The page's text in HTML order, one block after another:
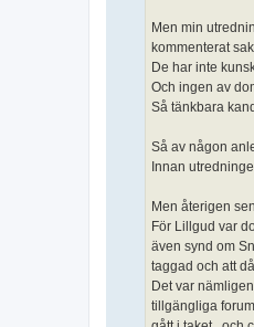
Men min
kommenterat
De har inte
Och ingen av
Så tänkbara
Så av någon
Innan
Men återigen
För Lillgud var
även synd om
taggad och att
Det var
tillgängliga